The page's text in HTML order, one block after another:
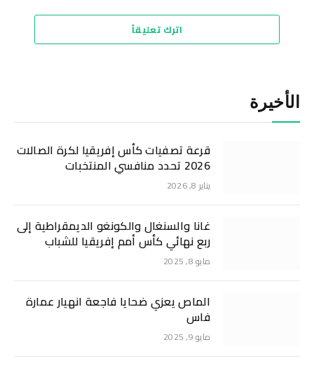
اترك تعليقاً
الأخيرة
قرعة تصفيات كأس إفريقيا لكرة الصالات
2026 تحدد منافسي المنتخبات
يناير 8, 2026
غانا والسنغال والكونغو الديمقراطية إلى
ربع نهائي كأس أمم إفريقيا للشباب
مايو 8, 2025
الماص يعزي ضحايا فاجعة انهيار عمارة
فاس
مايو 9, 2025